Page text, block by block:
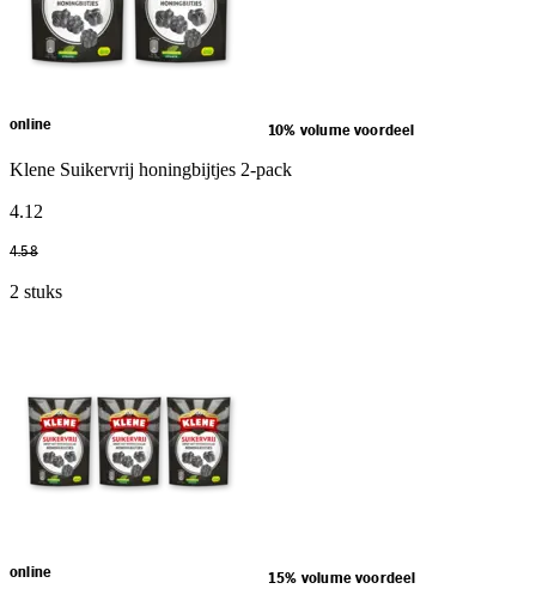
online 10% volume voordeel
Klene Suikervrij honingbijtjes 2-pack
4.12
4.58
2 stuks
online 15% volume voordeel